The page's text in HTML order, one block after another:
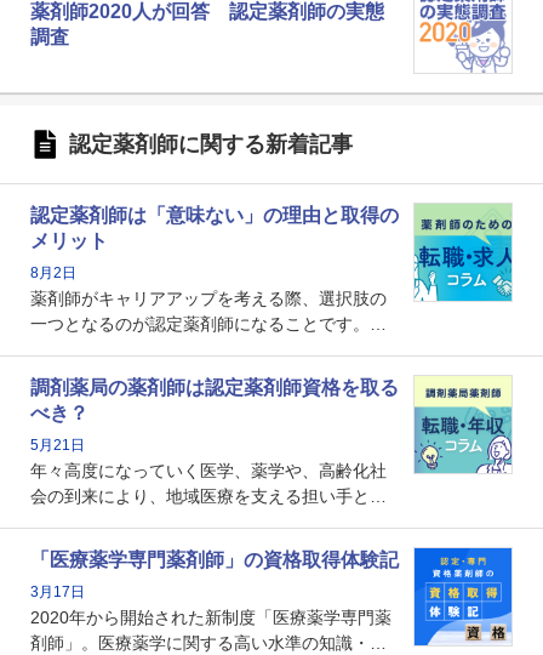
薬剤師2020人が回答 認定薬剤師の実態
調査
認定薬剤師に関する新着記事
認定薬剤師は「意味ない」の理由と取得の
メリット
8月2日
薬剤師がキャリアアップを考える際、選択肢の
一つとなるのが認定薬剤師になることです。し
という声を聞いたことがあるかもしれません。
本記事では、認定薬剤師が「意味ない」といわ
れる理由や、取得するメリット、年収・キャリ
アへの影響を解説します。
調剤薬局の薬剤師は認定薬剤師資格を取る
べき？
5月21日
年々高度になっていく医学、薬学や、高齢化社
会の到来により、地域医療を支える担い手とし
で、重要度が増しているのが認定薬剤師という
資格です。認定薬剤師とはいったいどんな資格
なのでしょうか。それを取得するとどのような
メリットがあるのでしょうか。
「医療薬学専門薬剤師」の資格取得体験記
3月17日
2020年から開始された新制度「医療薬学専門薬
剤師」。医療薬学に関する高い水準の知識・技